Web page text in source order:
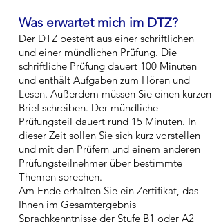
Was erwartet mich im DTZ?
Der DTZ besteht aus einer schriftlichen
und einer mündlichen Prüfung. Die
schriftliche Prüfung dauert 100 Minuten
und enthält Aufgaben zum Hören und
Lesen. Außerdem müssen Sie einen kurzen
Brief schreiben. Der mündliche
Prüfungsteil dauert rund 15 Minuten. In
dieser Zeit sollen Sie sich kurz vorstellen
und mit den Prüfern und einem anderen
Prüfungsteilnehmer über bestimmte
Themen sprechen.
Am Ende erhalten Sie ein Zertifikat, das
Ihnen im Gesamtergebnis
Sprachkenntnisse der Stufe B1 oder A2